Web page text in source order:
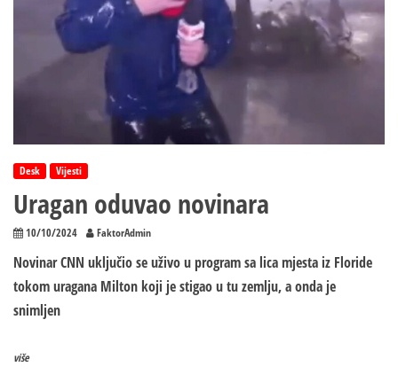
Desk Vijesti
Uragan oduvao novinara
10/10/2024 FaktorAdmin
Novinar CNN uključio se uživo u program sa lica mjesta iz Floride
tokom uragana Milton koji je stigao u tu zemlju, a onda je
snimljen
više